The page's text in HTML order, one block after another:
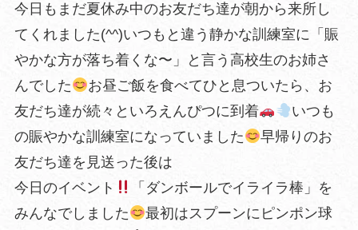
今日もまだ夏休み中のお友だち達が朝から来所し
てくれました(^^)いつもと違う静かな訓練室に「賑
やかな方が落ち着くな〜」と言う高校生のお姉さ
んでした
お昼ご飯を食べてひと息ついたら、お
友だち達が続々といろえんぴつに到着
いつも
の賑やかな訓練室になっていました
早帰りのお
友だち達を見送った後は
今日のイベント
「ダンボールでイライラ棒」を
みんなでしました
最初はスプーンにピンポン球